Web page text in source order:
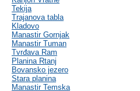
Tekija
Trajanova tabla
Kladovo
Manastir Gornjak
Manastir Tuman
Tvrđava Ram
Planina Rtanj
Bovansko jezero
Stara planina
Manastir Temska